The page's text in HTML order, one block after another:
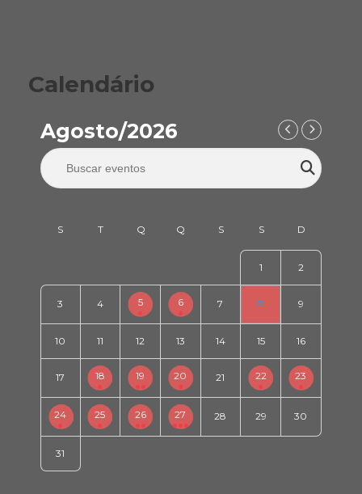
Calendário
Agosto/2026
1 2
3 4 5 6 7 8 9
10 11 12 13 14 15 16
17 18 19 20 21 22 23
24 25 26 27 28 29 30
31